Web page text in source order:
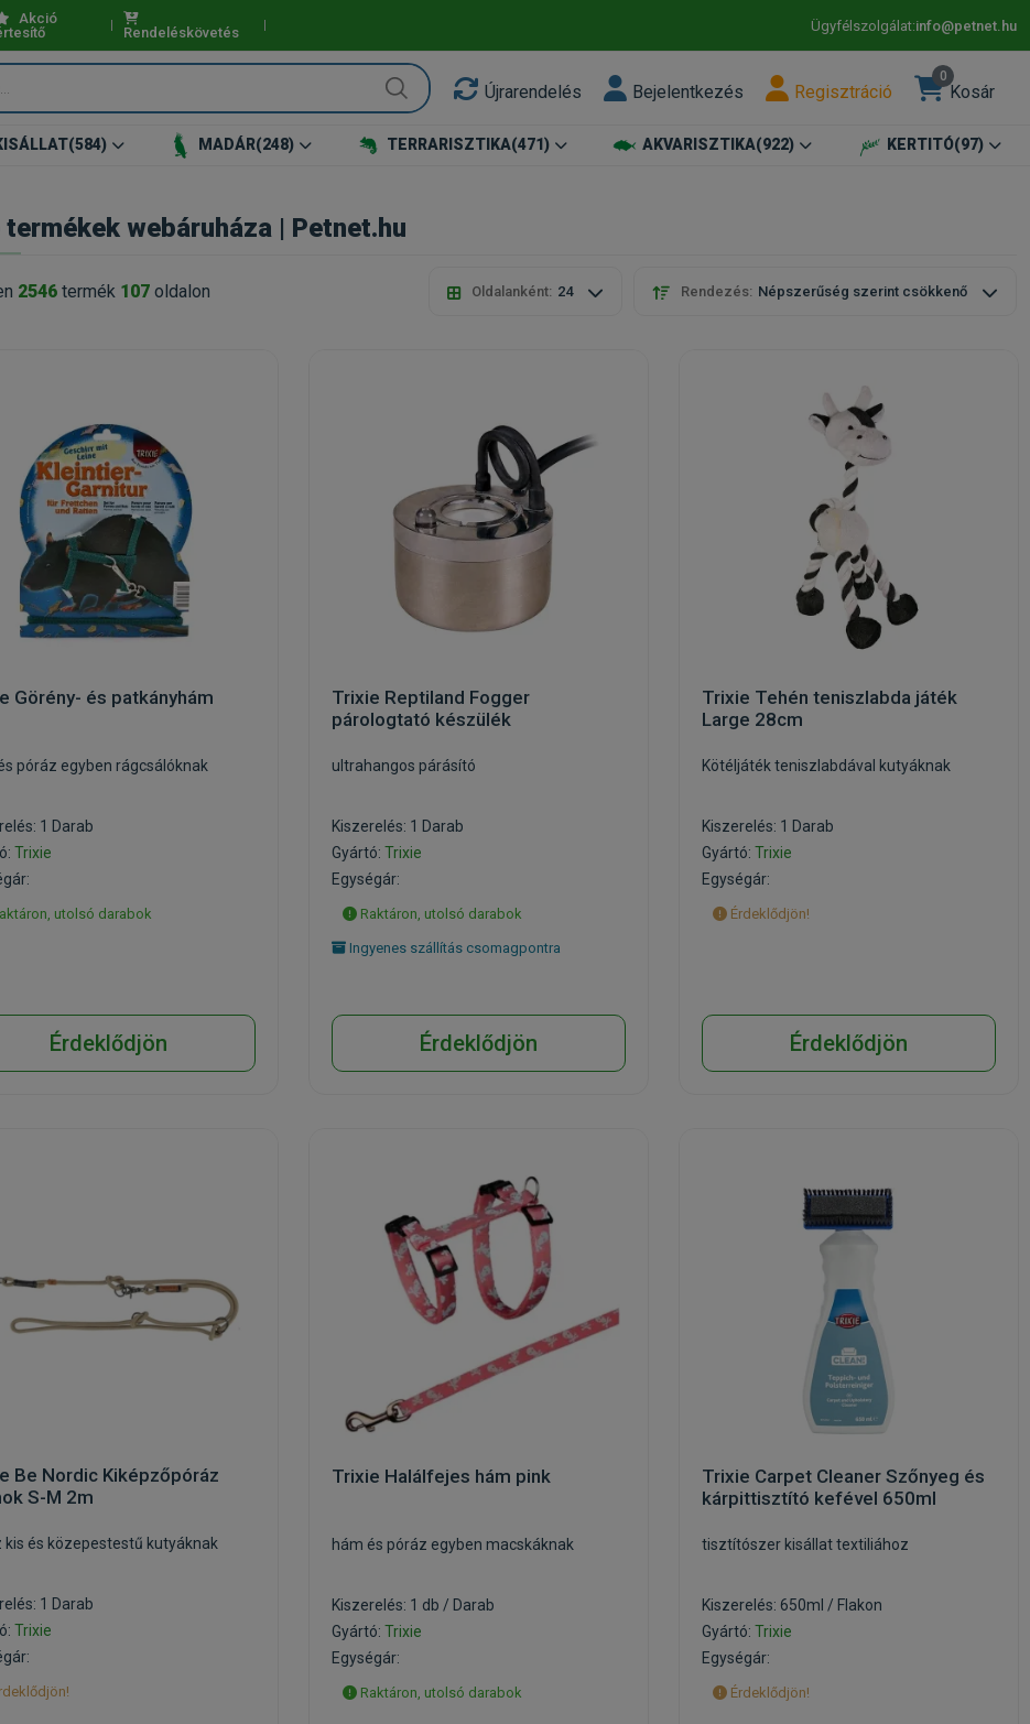
Akció
Rendeléskövetés Ügyfélszolgálat:info@petnet.hu
Újrarendelés Bejelentkezés Regisztráció
0
Kosár
(584) MADÁR(248) TERRARISZTIKA(471) AKVARISZTIKA(922) KERTITÓ(97)
webáruháza | Petnet.hu
2546 termék 107 oldalon Oldalanként: 24 Rendezés: Népszerűség szerint csökkenő
Görény- és patkányhám
póráz egyben rágcsálóknak
1 Darab
Trixie
utolsó darabok
Érdeklődjön
Trixie Reptiland Fogger
párologtató készülék
ultrahangos párásító
Kiszerelés: 1 Darab
Gyártó: Trixie
Egységár:
Raktáron, utolsó darabok
Ingyenes szállítás csomagpontra
Érdeklődjön
Trixie Tehén teniszlabda játék
Large 28cm
Kötéljáték teniszlabdával kutyáknak
Kiszerelés: 1 Darab
Gyártó: Trixie
Egységár:
Érdeklődjön!
Érdeklődjön
Be Nordic Kiképzőpóráz
S-M 2m
kis és közepestestű kutyáknak
1 Darab
Trixie
Trixie Halálfejes hám pink
hám és póráz egyben macskáknak
Kiszerelés: 1 db / Darab
Gyártó: Trixie
Egységár:
Raktáron, utolsó darabok
Trixie Carpet Cleaner Szőnyeg és
kárpittisztító kefével 650ml
tisztítószer kisállat textiliához
Kiszerelés: 650ml / Flakon
Gyártó: Trixie
Egységár:
Érdeklődjön!